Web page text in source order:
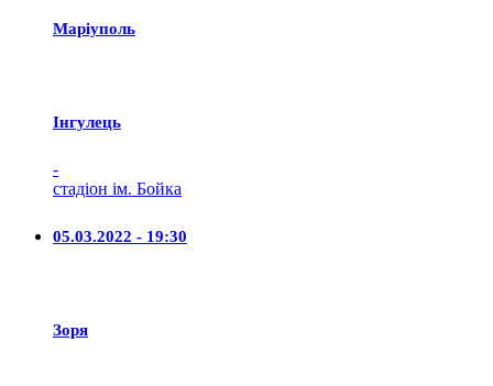
Маріуполь
Iнгулець
-
стадіон ім. Бойка
05.03.2022 - 19:30
Зоря